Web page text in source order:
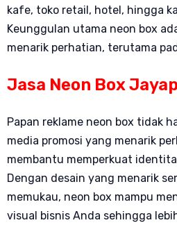
kafe, toko retail, hotel, hingga
Keunggulan utama neon box
menarik perhatian, terutama
Jasa Neon Box
Papan reklame neon box tidak
media promosi yang menarik
membantu memperkuat
Dengan desain yang menarik
memukau, neon box mampu
visual bisnis Anda sehingga